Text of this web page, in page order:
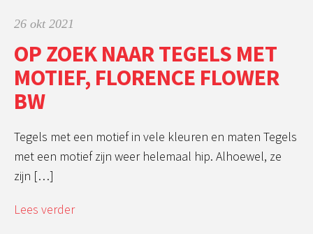
26 okt 2021
OP ZOEK NAAR TEGELS MET
MOTIEF, FLORENCE FLOWER
BW
Tegels met een motief in vele kleuren en maten Tegels
met een motief zijn weer helemaal hip. Alhoewel, ze
zijn […]
Lees verder